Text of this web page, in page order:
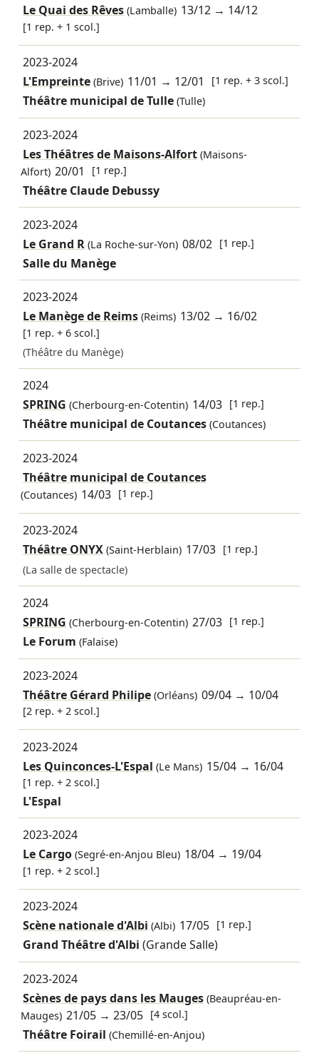
Le Quai des Rêves(Lamballe) 13/12 → 14/12
[1 rep. + 1 scol.]
2023-2024
L'Empreinte(Brive) 11/01 → 12/01 [1 rep. + 3 scol.]
Théâtre municipal de Tulle (Tulle)
2023-2024
Les Théâtres de Maisons-Alfort(Maisons-
Alfort) 20/01 [1 rep.]
Théâtre Claude Debussy
2023-2024
Le Grand R (La Roche-sur-Yon) 08/02 [1 rep.]
Salle du Manège
2023-2024
Le Manège de Reims(Reims) 13/02 → 16/02
[1 rep. + 6 scol.]
(Théâtre du Manège)
2024
SPRING (Cherbourg-en-Cotentin) 14/03 [1 rep.]
Théâtre municipal de Coutances (Coutances)
2023-2024
Théâtre municipal de Coutances
(Coutances) 14/03 [1 rep.]
2023-2024
Théâtre ONYX(Saint-Herblain) 17/03 [1 rep.]
(La salle de spectacle)
2024
SPRING (Cherbourg-en-Cotentin) 27/03 [1 rep.]
Le Forum (Falaise)
2023-2024
Théâtre Gérard Philipe(Orléans) 09/04 → 10/04
[2 rep. + 2 scol.]
2023-2024
Les Quinconces-L'Espal (Le Mans) 15/04 → 16/04
[1 rep. + 2 scol.]
L'Espal
2023-2024
Le Cargo(Segré-en-Anjou Bleu) 18/04 → 19/04
[1 rep. + 2 scol.]
2023-2024
Scène nationale d'Albi (Albi) 17/05 [1 rep.]
Grand Théâtre d'Albi (Grande Salle)
2023-2024
Scènes de pays dans les Mauges(Beaupréau-en-
Mauges) 21/05 →23/05 [4 scol.]
Théâtre Foirail (Chemillé-en-Anjou)